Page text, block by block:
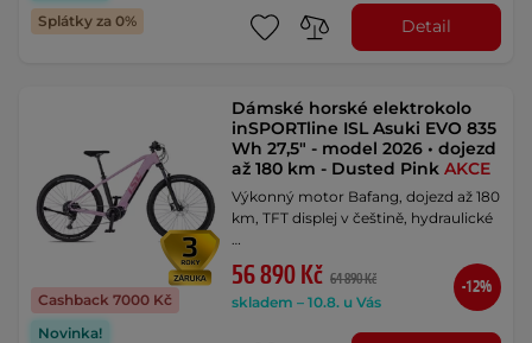
Splátky za 0%
Detail
Cashback 7000 Kč
Novinka!
Dámské horské elektrokolo
inSPORTline ISL Asuki EVO 835
Wh 27,5" - model 2026 • dojezd
až 180 km - Dusted PinkAKCE
Výkonný motor Bafang, dojezd až 180
km, TFT displej v češtině, hydraulické
56 890 Kč 64 890 Kč
skladem – 10.8. u Vás
-12%